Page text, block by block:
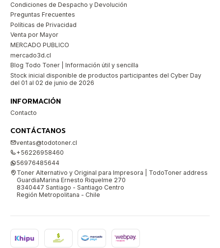
Condiciones de Despacho y Devolución
Preguntas Frecuentes
Políticas de Privacidad
Venta por Mayor
MERCADO PUBLICO
mercado3d.cl
Blog Todo Toner | Información útil y sencilla
Stock inicial disponible de productos participantes del Cyber Day
del 01 al 02 de junio de 2026
INFORMACIÓN
Contacto
CONTÁCTANOS
ventas@todotoner.cl
+56226958460
56976485644
Toner Alternativo y Original para Impresora | TodoToner address
GuardiaMarina Ernesto Riquelme 270
8340447 Santiago - Santiago Centro
Región Metropolitana - Chile